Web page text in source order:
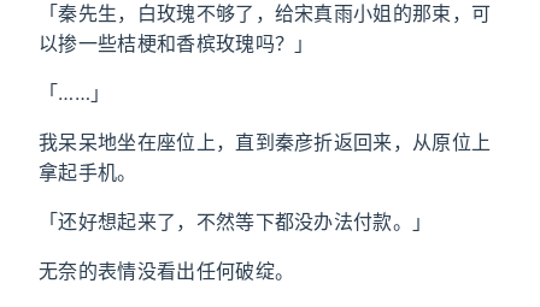
「秦先生，白玫瑰不够了，给宋真雨小姐的那束，可
以掺一些桔梗和香槟玫瑰吗？」
「……」
我呆呆地坐在座位上，直到秦彦折返回来，从原位上
拿起手机。
「还好想起来了，不然等下都没办法付款。」
无奈的表情没看出任何破绽。